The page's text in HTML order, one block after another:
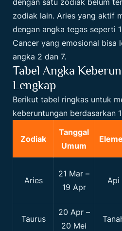
zodiak lain. Aries yang aktif
dengan angka tegas seperti
Cancer yang emosional bisa
angka 2 dan 7.
Tabel Angka
Lengkap
Berikut tabel ringkas untuk
keberuntungan berdasarkan
Zodiak
Tanggal
Umum
Aries
21 Mar –
19 Apr
Api
Taurus
20 Apr –
20 Mei